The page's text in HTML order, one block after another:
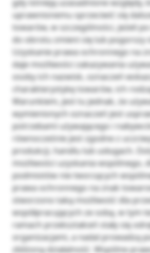
gdy istnieją uzasadnione względy,
uprawnionemu sprzeciwić się
towarów, w szczególności, jeżeli
do obrotu zmieni się lub pogorszy
Uzyskanie prawa ochronnego na
daje możliwości zakazywania
osoby ich nazwisk, oznaczeń
charakterystykę towarów, ich
Warunkiem, jest tu jednak, że
wymienionych oznaczeń jest
potrzebami używającego i
równocześnie jest zgodne z
produkcji, handlu lub usługach.
możliwości uzyskania wspólnego,
podmiotów nie tworzących
prawa ochronnego na znak
stworzono taką możliwość dla
współpracujących ze sobą, w tym
ramach przekształceń stały się
organizacjami, a nadal prowadzą
zbliżoną działalność. Wspólne